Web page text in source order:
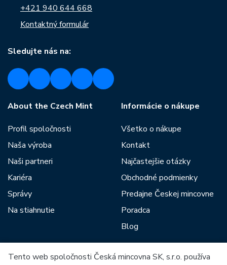
+421 940 644 668
Kontaktný formulár
Sledujte nás na:
About the Czech Mint
Profil spoločnosti
Naša výroba
Naši partneri
Kariéra
Správy
Na stiahnutie
Informácie o nákupe
Všetko o nákupe
Kontakt
Najčastejšie otázky
Obchodné podmienky
Predajne Českej mincovne
Poradca
Blog
Medzi našich partnerov patria:
Tento web spoločnosti Česká mincovna SK, s.r.o. používa